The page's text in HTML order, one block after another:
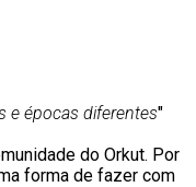
e épocas diferentes"
do Orkut. Por
forma de fazer com